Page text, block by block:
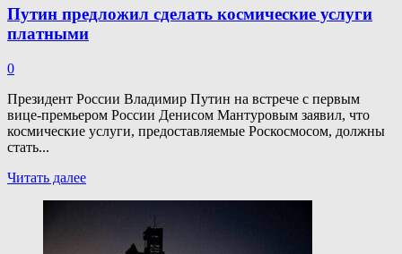
Путин предложил сделать космические услуги
платными
0
Президент России Владимир Путин на встрече с первым
вице-премьером России Денисом Мантуровым заявил, что
космические услуги, предоставляемые Роскосмосом, должны
стать...
Читать далееПрочитать
предложил